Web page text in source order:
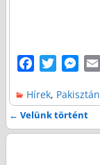
c
e
b
i
t
t
M
s
s
e
Hírek,
Bejegyzés
← Velünk történt